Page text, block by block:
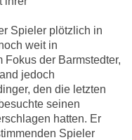
Spieler plötzlich in
weit in
Fokus der Barmstedter,
jedoch
den die letzten
seinen
hatten. Er
Spieler